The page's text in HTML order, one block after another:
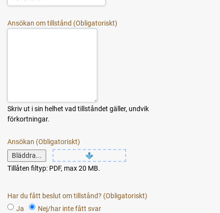
Ansökan om tillstånd
Skriv ut i sin helhet vad tillståndet gäller, undvik
förkortningar.
Ansökan
Bläddra...
Tillåten filtyp: PDF, max 20 MB.
Har du fått beslut om tillstånd?
Ja
Nej/har inte fått svar